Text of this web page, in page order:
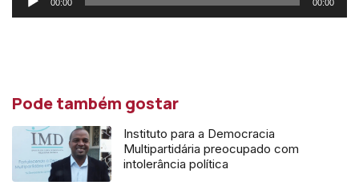
de
00:00 00:00
Pode também gostar
Instituto para a Democracia
Multipartidária preocupado com
intolerância política